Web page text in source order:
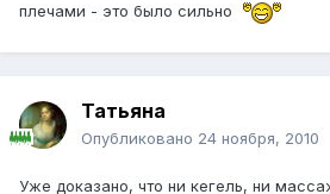
плечами - это было сильно
Татьяна
Опубликовано 24 ноября, 2010
Уже доказано, что ни кегель, ни